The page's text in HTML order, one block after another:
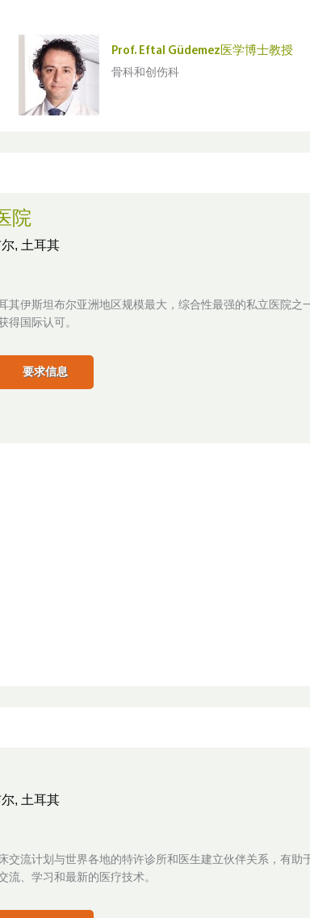
Prof. Eftal Güdemez医学博士教授
骨科和创伤科
院
, 土耳其
其伊斯坦布尔亚洲地区规模最大，综合性最强的私立医院之
得国际认可。
要求信息
, 土耳其
交流计划与世界各地的特许诊所和医生建立伙伴关系，有助
流、学习和最新的医疗技术。